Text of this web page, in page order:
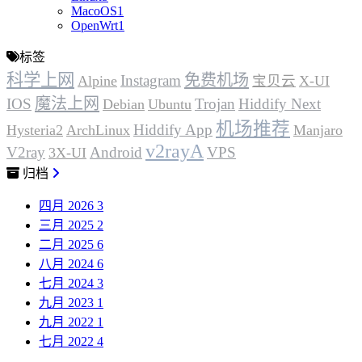
MacoOS1
OpenWrt1
标签
科学上网 Alpine Instagram 免费机场 宝贝云 X-UI
IOS 魔法上网 Debian Ubuntu Trojan Hiddify Next
Hysteria2 ArchLinux Hiddify App 机场推荐 Manjaro
V2ray 3X-UI Android v2rayA VPS
归档
四月 2026 3
三月 2025 2
二月 2025 6
八月 2024 6
七月 2024 3
九月 2023 1
九月 2022 1
七月 2022 4